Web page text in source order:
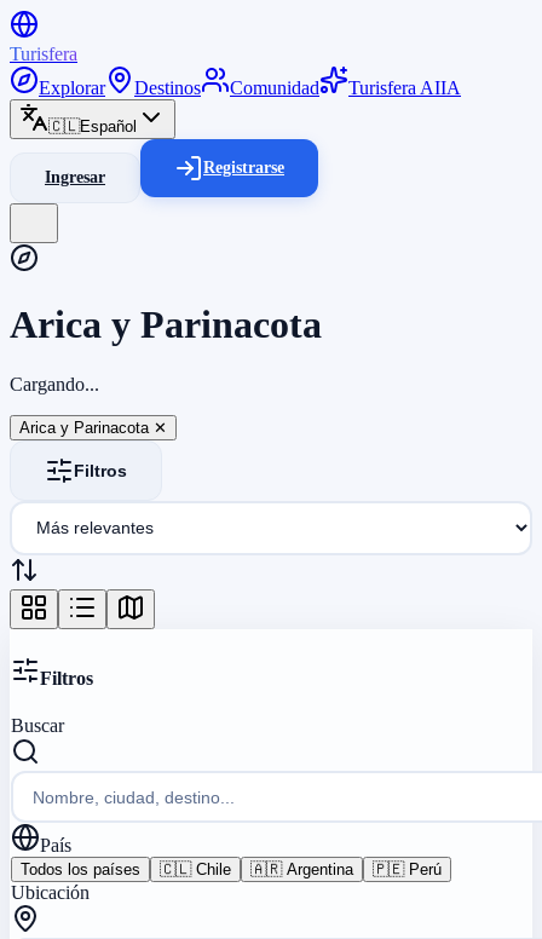
Turisfera
Explorar
Destinos Comunidad Turisfera AIIA
🇨🇱Español
Ingresar
Registrarse
Arica y Parinacota
Cargando...
Arica y Parinacota ✕
Filtros
Filtros
Buscar
País
Todos los países 🇨🇱 Chile 🇦🇷 Argentina 🇵🇪 Perú
Ubicación